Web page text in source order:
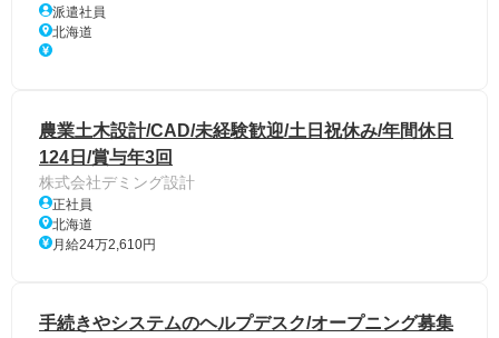
派遣社員
北海道
農業土木設計/CAD/未経験歓迎/土日祝休み/年間休日
124日/賞与年3回
株式会社デミング設計
正社員
北海道
月給24万2,610円
手続きやシステムのヘルプデスク/オープニング募集